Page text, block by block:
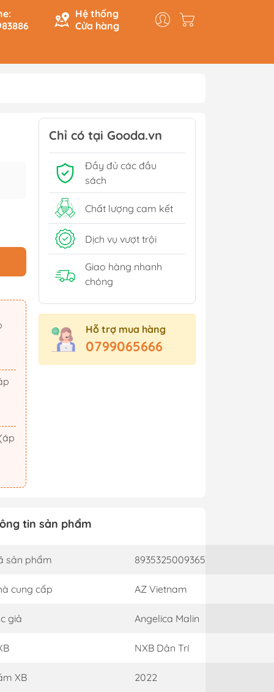
Hệ thống
Cửa hàng
Du Ký
Lịch Sử - Văn Hoá - Chính
Trị
Tâm Linh
Sách Tham Khảo Cấp 1
Sách Tham Khảo Cấp 2
Sách Ôn Thi Đại Học
Xem thêm
Triển
Xúc
Dục
Chỉ có tại Gooda.vn
Đầy đủ các đầu
sách
Chất lượng cam kết
Dịch vụ vượt trội
Giao hàng nhanh
chóng
Hỗ trợ mua hàng
0799065666
tin sản phẩm
sản phẩm 8935325009365
cung cấp AZ Vietnam
giả Angelica Malin
NXB Dân Trí
XB 2022